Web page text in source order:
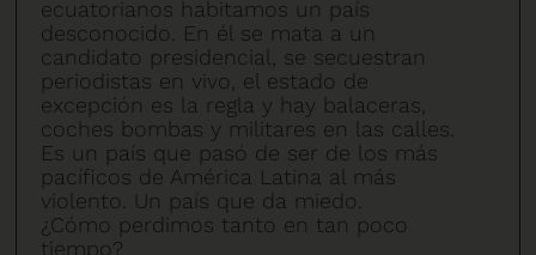
ecuatorianos habitamos un país
desconocido. En él se mata a un
candidato presidencial, se secuestran
periodistas en vivo, el estado de
excepción es la regla y hay balaceras,
coches bombas y militares en las calles.
Es un país que pasó de ser de los más
pacíficos de América Latina al más
violento. Un país que da miedo.
¿Cómo perdimos tanto en tan poco
tiempo?